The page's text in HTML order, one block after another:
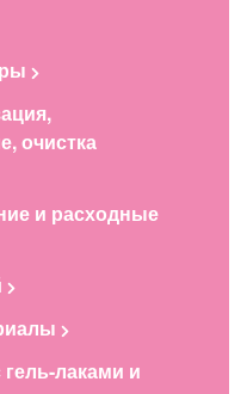
очистка
и расходные
лаками и